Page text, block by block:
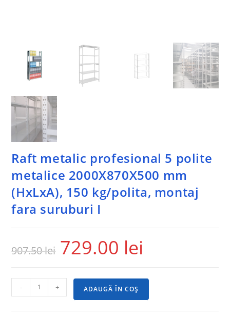
Raft metalic profesional 5 polite
metalice 2000X870X500 mm
(HxLxA), 150 kg/polita, montaj
fara suruburi I
907.50lei 729.00 lei
- + ADAUGĂ ÎN COȘ